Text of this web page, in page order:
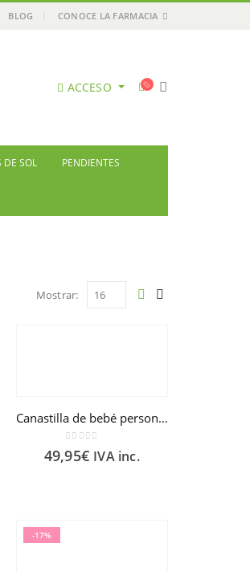
BLOG CONOCE LA FARMACIA
ACCESO
DE SOL PENDIENTES
Mostrar:
Canastilla de bebé personalizada
0 out of 5
49,95€ IVA inc.
-17%